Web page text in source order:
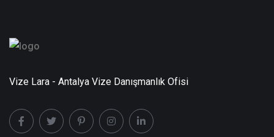
Vize Lara - Antalya Vize Danışmanlık Ofisi